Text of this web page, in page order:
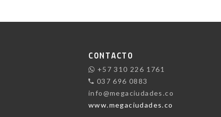
CONTACTO
+57 310 226 1761
037 696 0883
info@megaciudades.co
www.megaciudades.co